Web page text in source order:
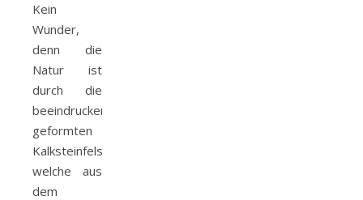
Kein
Wunder,
denn die
Natur ist
durch die
beeindruckend
geformten
Kalksteinfelsen,
welche aus
dem